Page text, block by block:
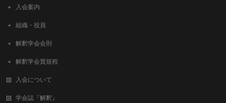
入会案内
組織・役員
解釈学会会則
解釈学会賞規程
入会について
学会誌『解釈』